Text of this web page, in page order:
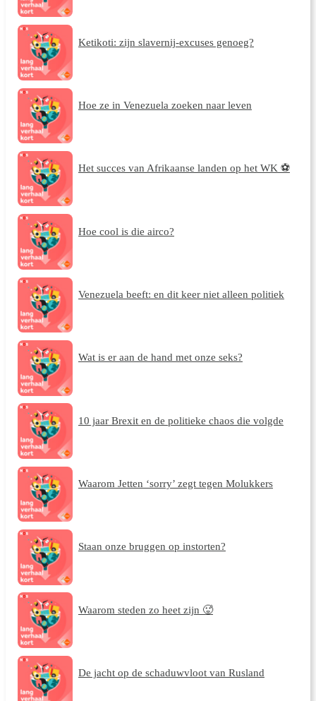
Ketikoti: zijn slavernij-excuses genoeg?
Hoe ze in Venezuela zoeken naar leven
Het succes van Afrikaanse landen op het WK ⚽
Hoe cool is die airco?
Venezuela beeft: en dit keer niet alleen politiek
Wat is er aan de hand met onze seks?
10 jaar Brexit en de politieke chaos die volgde
Waarom Jetten ‘sorry’ zegt tegen Molukkers
Staan onze bruggen op instorten?
Waarom steden zo heet zijn 🥵
De jacht op de schaduwvloot van Rusland